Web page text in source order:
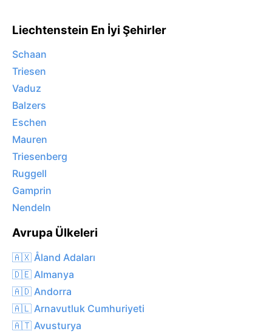
Liechtenstein En İyi Şehirler
Schaan
Triesen
Vaduz
Balzers
Eschen
Mauren
Triesenberg
Ruggell
Gamprin
Nendeln
Avrupa Ülkeleri
🇦🇽 Åland Adaları
🇩🇪 Almanya
🇦🇩 Andorra
🇦🇱 Arnavutluk Cumhuriyeti
🇦🇹 Avusturya